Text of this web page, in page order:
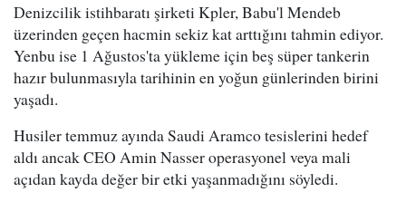
Denizcilik istihbaratı şirketi Kpler, Babu'l Mendeb
üzerinden geçen hacmin sekiz kat arttığını tahmin ediyor.
Yenbu ise 1 Ağustos'ta yükleme için beş süper tankerin
hazır bulunmasıyla tarihinin en yoğun günlerinden birini
yaşadı.
Husiler temmuz ayında Saudi Aramco tesislerini hedef
aldı ancak CEO Amin Nasser operasyonel veya mali
açıdan kayda değer bir etki yaşanmadığını söyledi.